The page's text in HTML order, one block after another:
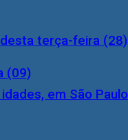
(09)
terça-feira (28)
em São Paulo